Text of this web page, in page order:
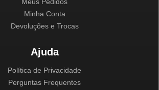
Minha Conta
Devoluções e Trocas
Ajuda
Política de Privacidade
Perguntas Frequentes